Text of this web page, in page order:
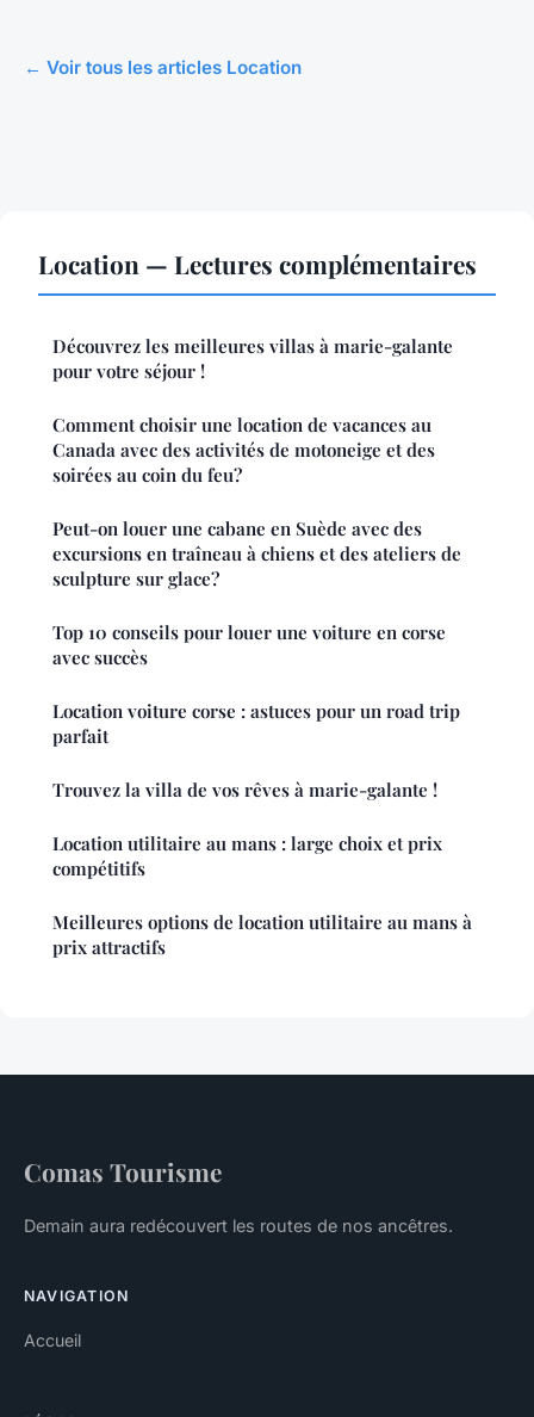
← Voir tous les articles Location
Location — Lectures complémentaires
Découvrez les meilleures villas à marie-galante
pour votre séjour !
Comment choisir une location de vacances au
Canada avec des activités de motoneige et des
soirées au coin du feu?
Peut-on louer une cabane en Suède avec des
excursions en traîneau à chiens et des ateliers de
sculpture sur glace?
Top 10 conseils pour louer une voiture en corse
avec succès
Location voiture corse : astuces pour un road trip
parfait
Trouvez la villa de vos rêves à marie-galante !
Location utilitaire au mans : large choix et prix
compétitifs
Meilleures options de location utilitaire au mans à
prix attractifs
Comas Tourisme
Demain aura redécouvert les routes de nos ancêtres.
NAVIGATION
Accueil